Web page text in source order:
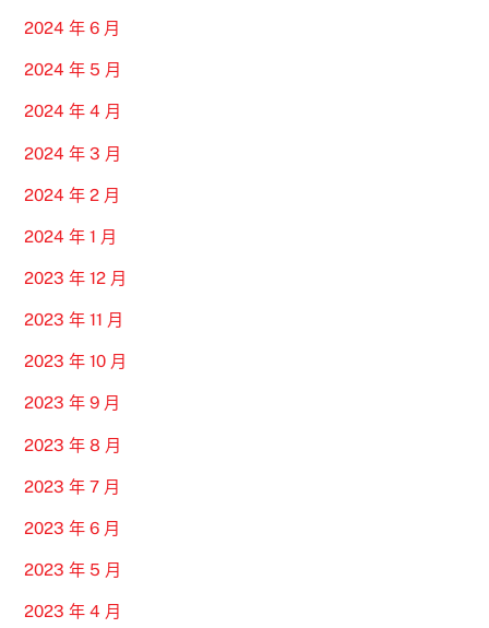
2024 年 6 月
2024 年 5 月
2024 年 4 月
2024 年 3 月
2024 年 2 月
2024 年 1 月
2023 年 12 月
2023 年 11 月
2023 年 10 月
2023 年 9 月
2023 年 8 月
2023 年 7 月
2023 年 6 月
2023 年 5 月
2023 年 4 月